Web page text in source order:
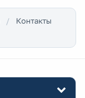
Контакты